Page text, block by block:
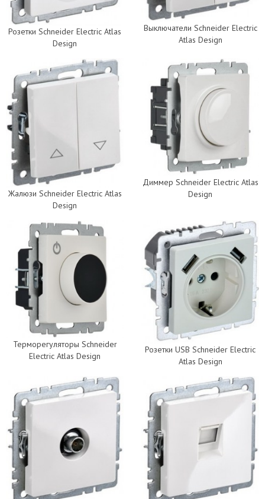
Розетки Schneider Electric Atlas
Design
Выключатели Schneider Electric
Atlas Design
Жалюзи Schneider Electric Atlas
Design
Диммер Schneider Electric Atlas
Design
Терморегуляторы Schneider
Electric Atlas Design
Розетки USB Schneider Electric
Atlas Design